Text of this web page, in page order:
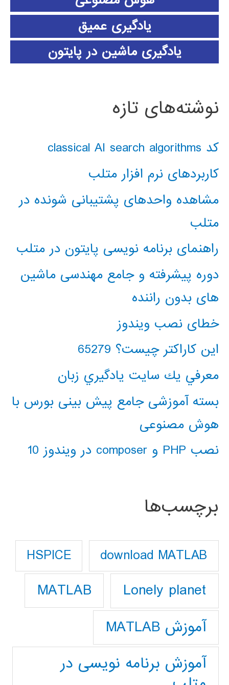
یادگیری عمیق
یادگیری ماشین در پایتون
نوشته‌های تازه
کد classical AI search algorithms
کاربردهای نرم افزار متلب
مشاهده واحدهای پشتیبانی شونده در
متلب
راهنمای برنامه نویسی پایتون در متلب
دوره پیشرفته و جامع مهندسی ماشین
های بدون راننده
خطای نصب ویندوز
این کاراکتر چیست؟ 65279
معرفي يك سايت يادگيري زبان
بسته آموزشی جامع پیش بینی بورس با
هوش مصنوعی
نصب PHP و composer در ویندوز 10
برچسب‌ها
download MATLAB
HSPICE
Lonely planet
MATLAB
آموزش MATLAB
آموزش برنامه نویسی در